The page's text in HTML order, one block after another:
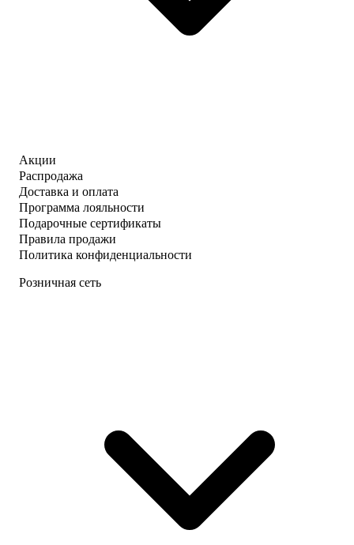
Акции
Распродажа
Доставка и оплата
Программа лояльности
Подарочные сертификаты
Правила продажи
Политика конфиденциальности
Розничная сеть